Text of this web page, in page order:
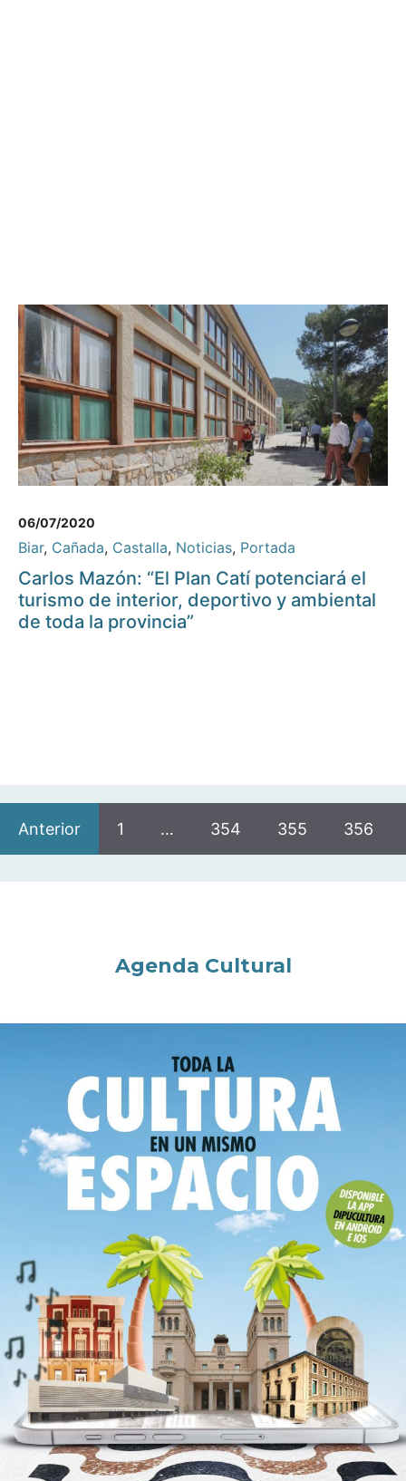
06/07/2020
Biar, Cañada, Castalla, Noticias, Portada
Carlos Mazón: “El Plan Catí potenciará el
turismo de interior, deportivo y ambiental
de toda la provincia”
Anterior 1 … 354 355 356
Agenda Cultural